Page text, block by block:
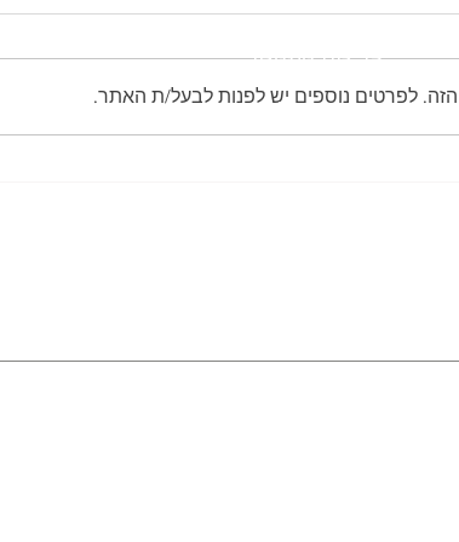
לפרטים נוספים יש לפנות לבעל/ת האתר.
ייפוי כוח מתמשך
אומנת ילדים